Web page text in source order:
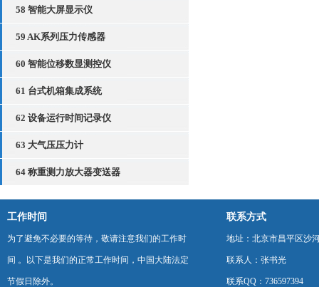
58 智能大屏显示仪
59 AK系列压力传感器
60 智能位移数显测控仪
61 台式机箱集成系统
62 设备运行时间记录仪
63 大气压压力计
64 称重测力放大器变送器
工作时间
为了避免不必要的等待，敬请注意我们的工作时
间 。以下是我们的正常工作时间，中国大陆法定
节假日除外。
联系方式
地址：北京市昌平区沙
联系人：张书光
联系QQ：736597394